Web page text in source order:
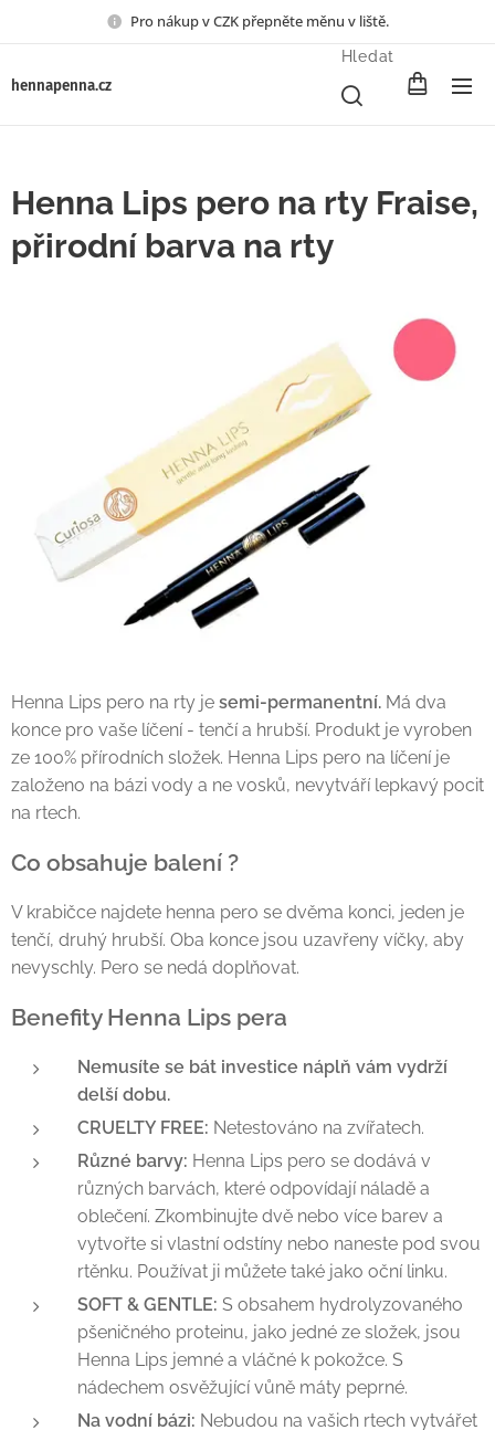
Pro nákup v CZK přepněte měnu v liště.
hennapenna.cz
Hledat
Henna Lips pero na rty Fraise,
přirodní barva na rty
Henna Lips pero na rty je semi-permanentní. Má dva
konce pro vaše líčení - tenčí a hrubší. Produkt je vyroben
ze 100% přírodních složek. Henna Lips pero na líčení je
založeno na bázi vody a ne vosků, nevytváří lepkavý pocit
na rtech.
Co obsahuje balení ?
V krabičce najdete henna pero se dvěma konci, jeden je
tenčí, druhý hrubší. Oba konce jsou uzavřeny víčky, aby
nevyschly. Pero se nedá doplňovat.
Benefity Henna Lips pera
Nemusíte se bát investice náplň vám vydrží
delší dobu.
CRUELTY FREE: Netestováno na zvířatech.
Různé barvy: Henna Lips pero se dodává v
různých barvách, které odpovídají náladě a
oblečení. Zkombinujte dvě nebo více barev a
vytvořte si vlastní odstíny nebo naneste pod svou
rtěnku. Používat ji můžete také jako oční linku.
SOFT & GENTLE: S obsahem hydrolyzovaného
pšeničného proteinu, jako jedné ze složek, jsou
Henna Lips jemné a vláčné k pokožce. S
nádechem osvěžující vůně máty peprné.
Na vodní bázi: Nebudou na vašich rtech vytvářet